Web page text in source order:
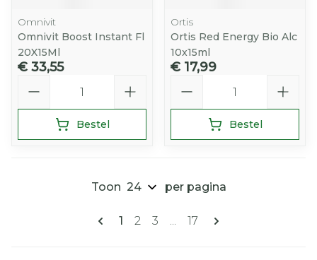
Omnivit
Omnivit Boost Instant Fl
20X15Ml
€ 33,55
Bestel
Ortis
Ortis Red Energy Bio Alc
10x15ml
€ 17,99
Bestel
Pagina's
U lees momenteel pagina
1 Pagina
2 Pagina
3 ... Pagina
17
Toon per pagina